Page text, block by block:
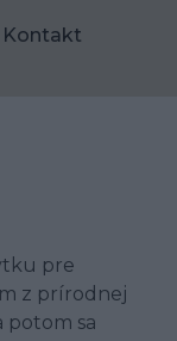
Kontakt
pre
z prírodnej
sa